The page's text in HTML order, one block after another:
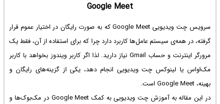
Google Meet
سرویس چت ویدیویی Google Meet که به صورت رایگان در اختیار عموم قرار
گرفته، در همه‌ی سیستم عامل‌ها کاربرد دارد چرا که برای استفاده از آن، فقط یک
مرورگر اینترنت و حساب Gmail نیاز دارید. لذا اگر کاربر ویندوز بخواهد با کاربر
مک‌او‌اس یا لینوکس چت ویدیویی انجام دهد، یکی از گزینه‌های رایگان و
بهینه، Google Meet است.
در این مقاله به آموزش چت ویدیویی به کمک Google Meet در مک‌بوک‌ها و